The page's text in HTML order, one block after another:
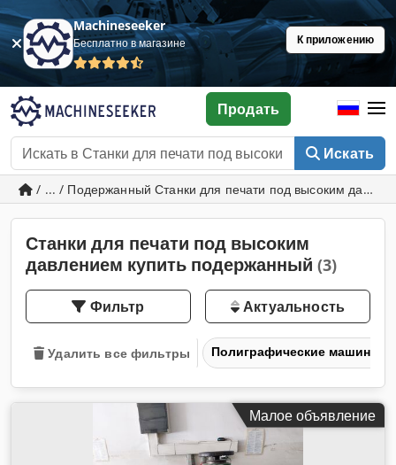
Machineseeker
Бесплатно в магазине К приложению
Искать
Продать
/ ... / Подержанный Станки для печати под высоким
Станки для печати под высоким
давлением купить подержанный (3)
Фильтр Актуальность
Удалить все фильтры Полиграфические машины и
Малое объявление